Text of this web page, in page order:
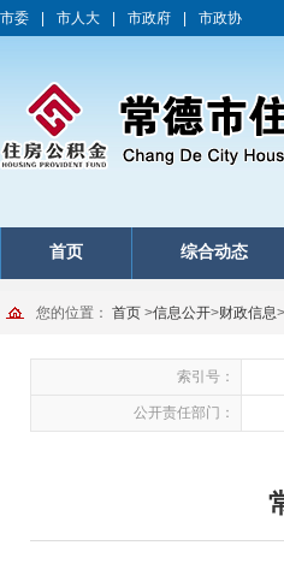
市委 市人大 市政府 市政协
首页 综合动态
您的位置： 首页 >信息公开>财政信息>
索引号：
公开责任部门：